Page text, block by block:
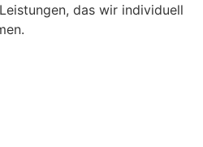
das wir individuell